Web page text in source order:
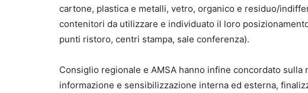
cartone, plastica e metalli, vetro, organico e residuo/
contenitori da utilizzare e individuato il loro
punti ristoro, centri stampa, sale conferenza).
Consiglio regionale e AMSA hanno infine concordato
informazione e sensibilizzazione interna ed esterna,